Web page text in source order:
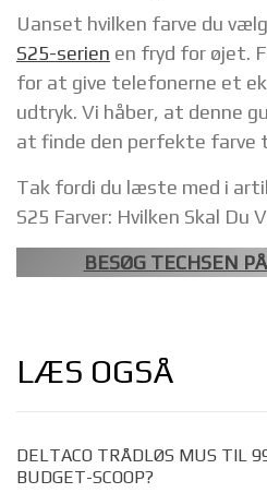
Uanset hvilken farve du
S25-serien en fryd for øjet.
for at give telefonerne et
udtryk. Vi håber, at denne
at finde den perfekte farve
Tak fordi du læste med i
S25 Farver: Hvilken Skal Du
BESØG TECHSEN
LÆS OGSÅ
DELTACO TRÅDLØS MUS TIL
BUDGET-SCOOP?